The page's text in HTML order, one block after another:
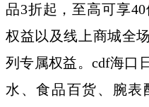
品3折起，至高可享
权益以及线上商城全
列专属权益。cdf海口
水、食品百货、腕表